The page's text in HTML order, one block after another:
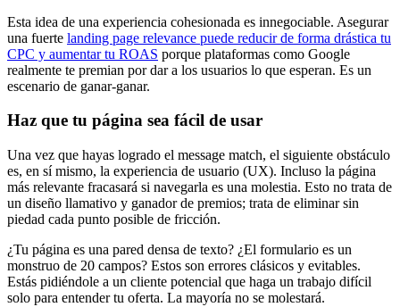
Esta idea de una experiencia cohesionada es innegociable. Asegurar
una fuerte landing page relevance puede reducir de forma drástica tu
CPC y aumentar tu ROAS porque plataformas como Google
realmente te premian por dar a los usuarios lo que esperan. Es un
escenario de ganar-ganar.
Haz que tu página sea fácil de usar
Una vez que hayas logrado el message match, el siguiente obstáculo
es, en sí mismo, la experiencia de usuario (UX). Incluso la página
más relevante fracasará si navegarla es una molestia. Esto no trata de
un diseño llamativo y ganador de premios; trata de eliminar sin
piedad cada punto posible de fricción.
¿Tu página es una pared densa de texto? ¿El formulario es un
monstruo de 20 campos? Estos son errores clásicos y evitables.
Estás pidiéndole a un cliente potencial que haga un trabajo difícil
solo para entender tu oferta. La mayoría no se molestará.